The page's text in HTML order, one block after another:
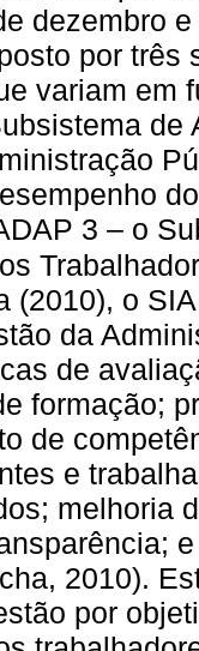
dezembro
por três
variam em
3 – o
(2010), o
da
de
formação;
de
e
melhoria
2010).
por